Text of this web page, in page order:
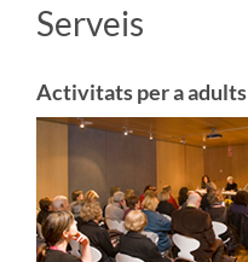
Serveis
Activitats per a adults